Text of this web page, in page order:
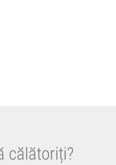
călătoriți?